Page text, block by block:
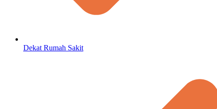
Dekat Rumah Sakit